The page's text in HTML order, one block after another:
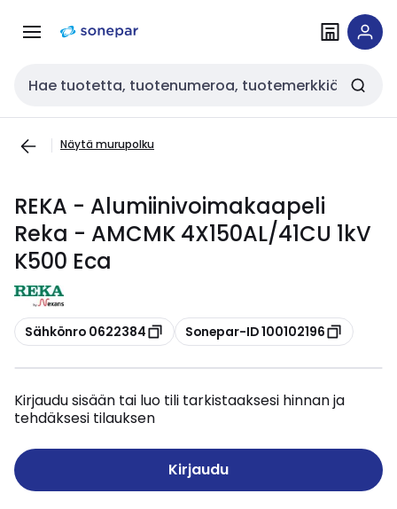
navigointiinsisältöön
Haku
Näytä murupolku
REKA - Alumiinivoimakaapeli
Reka - AMCMK 4X150AL/41CU 1kV
K500 Eca
Kopioi
Sähkönro 0622384 Kopioi
Sonepar-ID 100102196
Kirjaudu sisään tai luo tili tarkistaaksesi hinnan ja
tehdäksesi tilauksen
Kirjaudu